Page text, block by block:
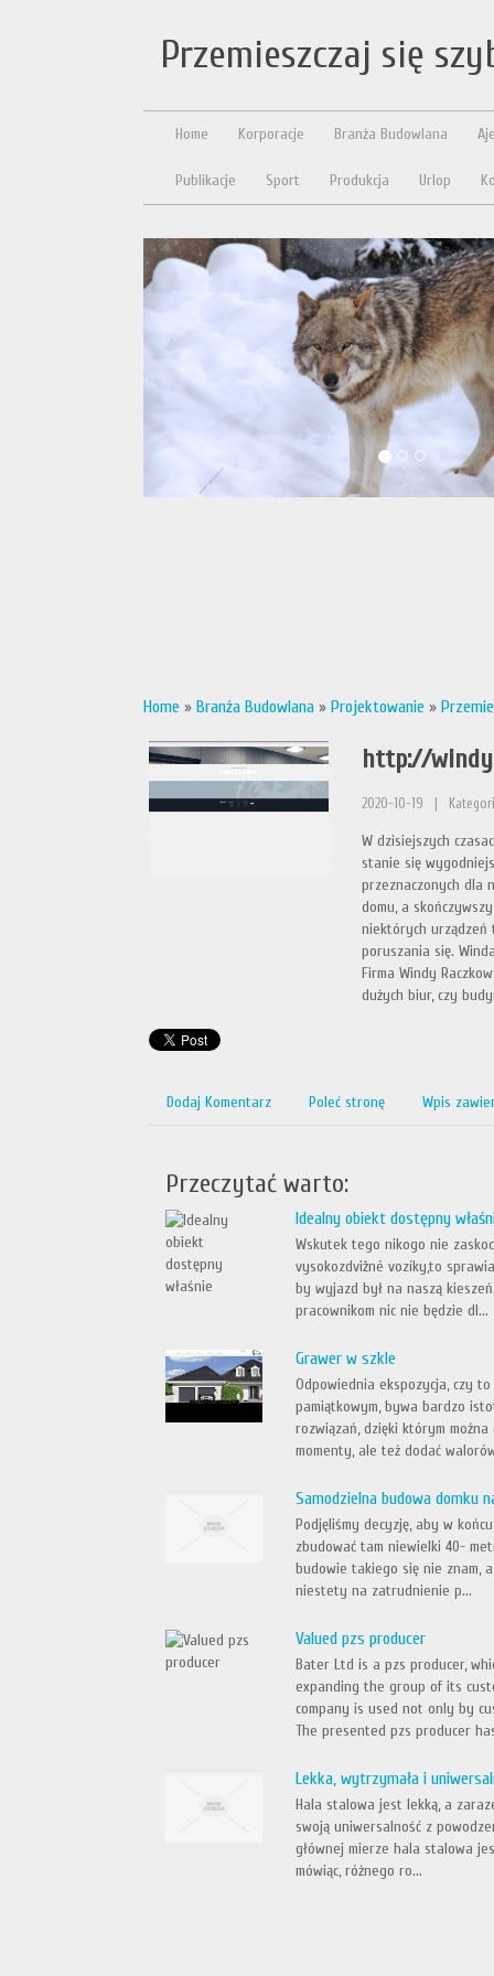
Przemieszczaj się
Home Korporacje Branża Budowlana
Publikacje Sport Produkcja Urlop
Home » Branża Budowlana » Projektowanie »
http://
2020-10-19
W dzisiejszych
stanie się
przeznaczonych dla
domu, a
niektórych urządzeń
poruszania się.
Firma Windy
dużych biur, czy
Dodaj Komentarz Poleć stronę Wpis
Przeczytać warto:
Idealny obiekt dostępny
Wskutek tego nikogo nie
vysokozdvižné vozíky,to
by wyjazd był na naszą
pracownikom nic nie będzie dl...
Grawer w szkle
Odpowiednia ekspozycja, czy
pamiątkowym, bywa bardzo
rozwiązań, dzięki którym
momenty, ale też dodać
Samodzielna budowa domku
Podjęliśmy decyzję, aby w
zbudować tam niewielki 40-
budowie takiego się nie znam,
niestety na zatrudnienie p...
Valued pzs producer
Bater Ltd is a pzs producer,
expanding the group of its
company is used not only by
The presented pzs producer
Lekka, wytrzymała i
Hala stalowa jest lekką, a
swoją uniwersalność z
głównej mierze hala stalowa
mówiąc, różnego ro...